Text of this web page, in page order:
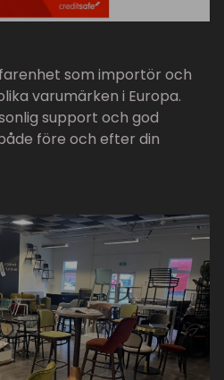
som importör och
varumärken i Europa.
support och god
före och efter din